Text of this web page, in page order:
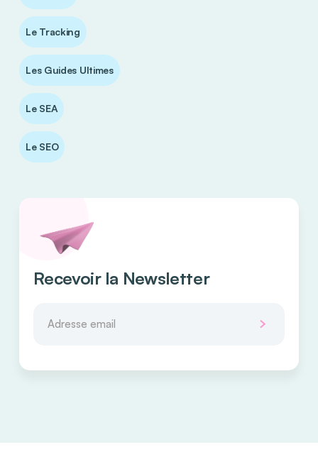
Le Tracking
Les Guides Ultimes
Le SEA
Le SEO
Recevoir la Newsletter